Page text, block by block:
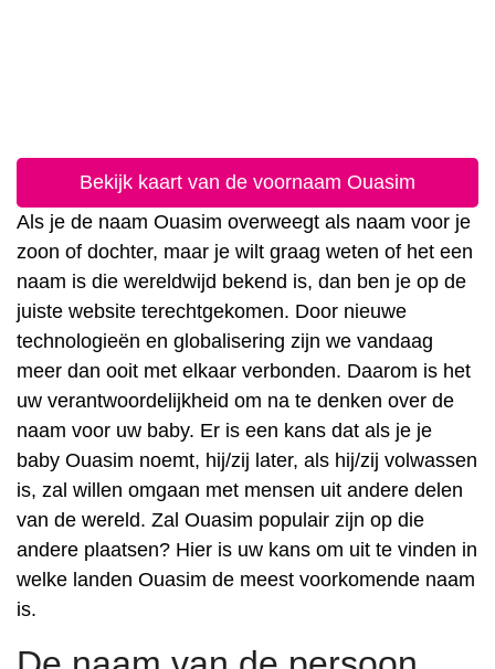
Bekijk kaart van de voornaam Ouasim
Als je de naam Ouasim overweegt als naam voor je
zoon of dochter, maar je wilt graag weten of het een
naam is die wereldwijd bekend is, dan ben je op de
juiste website terechtgekomen. Door nieuwe
technologieën en globalisering zijn we vandaag
meer dan ooit met elkaar verbonden. Daarom is het
uw verantwoordelijkheid om na te denken over de
naam voor uw baby. Er is een kans dat als je je
baby Ouasim noemt, hij/zij later, als hij/zij volwassen
is, zal willen omgaan met mensen uit andere delen
van de wereld. Zal Ouasim populair zijn op die
andere plaatsen? Hier is uw kans om uit te vinden in
welke landen Ouasim de meest voorkomende naam
is.